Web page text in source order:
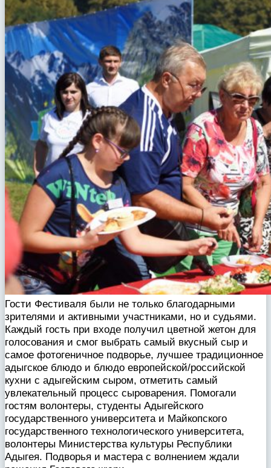
Гости Фестиваля были не только благодарными
зрителями и активными участниками, но и судьями.
Каждый гость при входе получил цветной жетон для
голосования и смог выбрать самый вкусный сыр и
самое фотогеничное подворье, лучшее традиционное
адыгское блюдо и блюдо европейской/российской
кухни с адыгейским сыром, отметить самый
увлекательный процесс сыроварения. Помогали
гостям волонтеры, студенты Адыгейского
государственного университета и Майкопского
государственного технологического университета,
волонтеры Министерства культуры Республики
Адыгея. Подворья и мастера с волнением ждали